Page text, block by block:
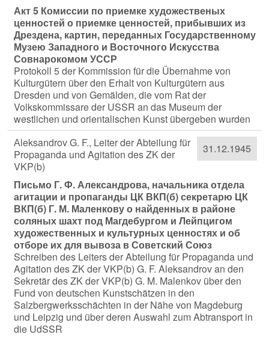
Акт 5 Комиссии по приемке художественых
ценностей о приемке ценностей, прибывших из
Дрездена, картин, переданных Государственному
Музею Западного и Восточного Искусства
Совнарокомом УССР
Protokoll 5 der Kommission für die Übernahme von
Kulturgütern über den Erhalt von Kulturgütern aus
Dresden und von Gemälden, die vom Rat der
Volkskommissare der USSR an das Museum der
westlichen und orientalischen Kunst übergeben wurden
31.12.1945
Аleksandrov G. F., Leiter der Abteilung für
Propaganda und Agitation des ZK der
VKP(b)
Письмо Г. Ф. Александрова, начальника отдела
агитации и пропаганды ЦК ВКП(б) секретарю ЦК
ВКП(б) Г. М. Маленкову о найденных в районе
соляных шахт под Магдебургом и Лейпцигом
художественных и культурных ценностях и об
отборе их для вывоза в Советский Союз
Schreiben des Leiters der Abteilung für Propaganda und
Agitation des ZK der VKP(b) G. F. Aleksandrov an den
Sekretär des ZK der VKP(b) G. M. Malenkov über den
Fund von deutschen Kunstschätzen in den
Salzbergwerksschächten in der Nähe von Magdeburg
und Leipzig und über deren Auswahl zum Abtransport in
die UdSSR